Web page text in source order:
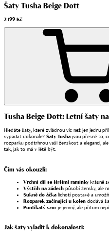
Šaty Tusha Beige Dott
2 199 Kč
Tusha Beige Dott: Letní šaty
Hledáte šaty, které zvládnou víc než jen jednu
vypadat dokonale? Šaty Tusha jsou přesně to,
rozparku podtrhnou vaši ženskost a eleganci,
tak, jak to má v létě být.
Čím vás okouzlí:
Vrchní díl se širšími ramínkykrásně
Výstřih na zádech působí žensky, ale
Sukně do áčka lichotí postavě a
Rozparek začínající u kolen dodává
Puntíkatý vzorje jemný, ale přitom
Jak šaty vyladit k dokonalosti: